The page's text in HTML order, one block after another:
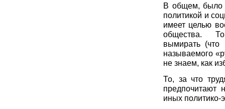
В общем, было
политикой и
имеет целью
общества. То,
вымирать
называемого
не знаем, как
То, за что
предпочитают
иных политико-